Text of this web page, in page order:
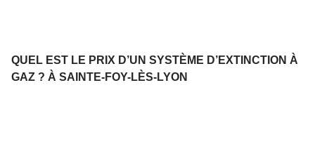
QUEL EST LE PRIX D’UN SYSTÈME D’EXTINCTION À
GAZ ? À SAINTE-FOY-LÈS-LYON